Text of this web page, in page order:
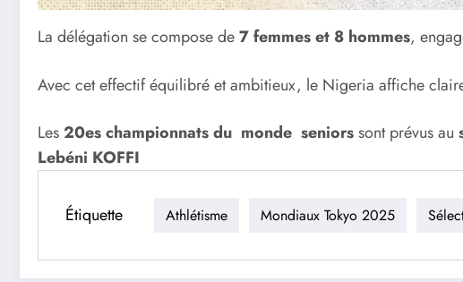
La délégation se compose de7 femmes et 8 hommes,
Avec cet effectif équilibré et ambitieux, le Nigeria affiche
Les20es championnats du monde seniorssont prévus au
Lebéni KOFFI
Étiquette Athlétisme Mondiaux Tokyo 2025